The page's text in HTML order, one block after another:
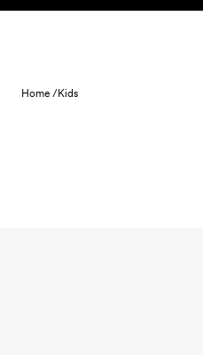
Skip to content
Home /Kids